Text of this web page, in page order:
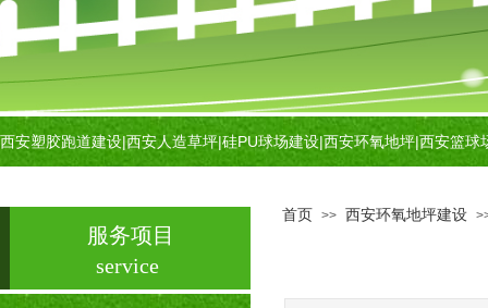
西安塑胶跑道建设|西安人造草坪|硅PU球场建设|西安环氧地坪|西安篮球
服务项目
service
首页 >> 西安环氧地坪建设